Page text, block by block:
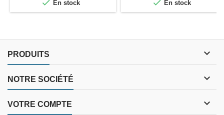
 En stock
dessous Pour 9 m²
 En stock
PRODUITS 
NOTRE SOCIÉTÉ 
VOTRE COMPTE 